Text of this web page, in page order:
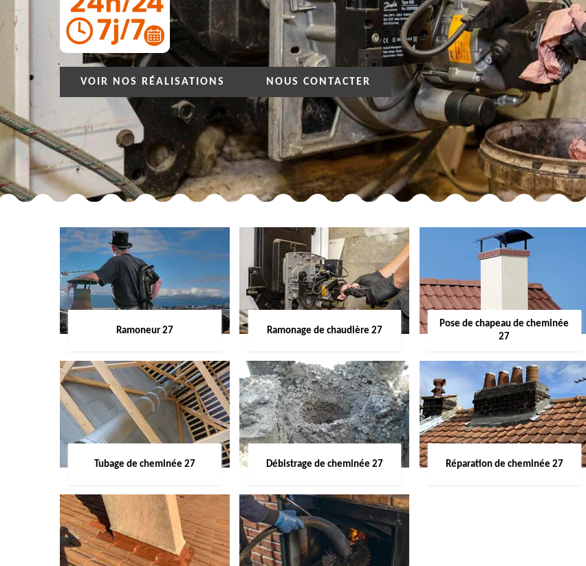
VOIR NOS RÉALISATIONS NOUS CONTACTER
Ramoneur 27 Ramonage de chaudière 27
Pose de chapeau de cheminée
27
Tubage de cheminée 27 Débistrage de cheminée 27 Réparation de cheminée 27